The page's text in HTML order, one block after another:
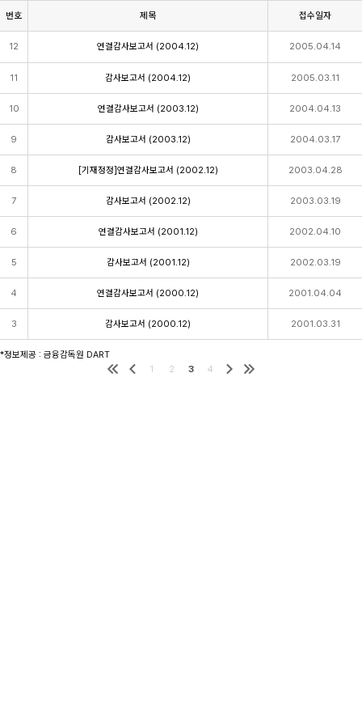
보
고
서
(표)
니
다.
이
호,
제
목,
접
자
구
되
어
있
번호 제목 접수일자
12 연결감사보고서 (2004.12) 2005.04.14
11 감사보고서 (2004.12) 2005.03.11
10 연결감사보고서 (2003.12) 2004.04.13
9 감사보고서 (2003.12) 2004.03.17
8 [기재정정]연결감사보고서 (2002.12) 2003.04.28
7 감사보고서 (2002.12) 2003.03.19
6 연결감사보고서 (2001.12) 2002.04.10
5 감사보고서 (2001.12) 2002.03.19
4 연결감사보고서 (2000.12) 2001.04.04
3 감사보고서 (2000.12) 2001.03.31
*정보제공 : 금융감독원 DART
1
2 3 4